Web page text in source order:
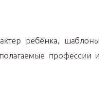
ребёнка, шаблоны
профессии и